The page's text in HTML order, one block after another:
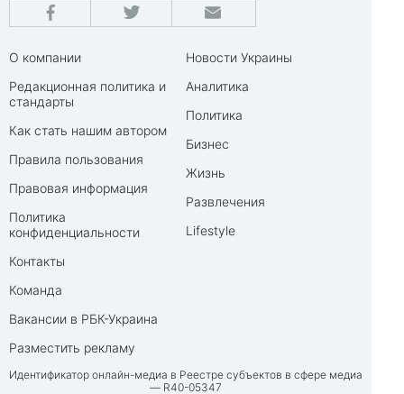
О компании
Редакционная политика и
стандарты
Как стать нашим автором
Правила пользования
Правовая информация
Политика
конфиденциальности
Контакты
Команда
Вакансии в РБК-Украина
Разместить рекламу
Новости Украины
Аналитика
Политика
Бизнес
Жизнь
Развлечения
Lifestyle
Идентификатор онлайн-медиа в Реестре субъектов в сфере медиа
— R40-05347